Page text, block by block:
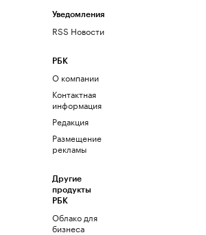
Уведомления
RSS Новости
РБК
О компании
Контактная
информация
Редакция
Размещение
рекламы
Другие
продукты
РБК
Облако для
бизнеса